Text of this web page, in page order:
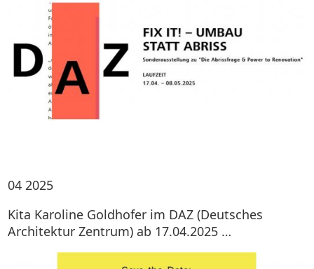
04 2025
Kita Karoline Goldhofer im DAZ (Deutsches
Architektur Zentrum) ab 17.04.2025 …